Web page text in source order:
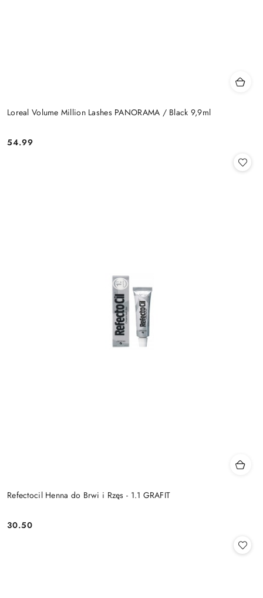
Loreal Volume Million Lashes PANORAMA / Black 9,9ml
Cena:
54.99
Refectocil Henna do Brwi i Rzęs - 1.1 GRAFIT
Cena:
30.50